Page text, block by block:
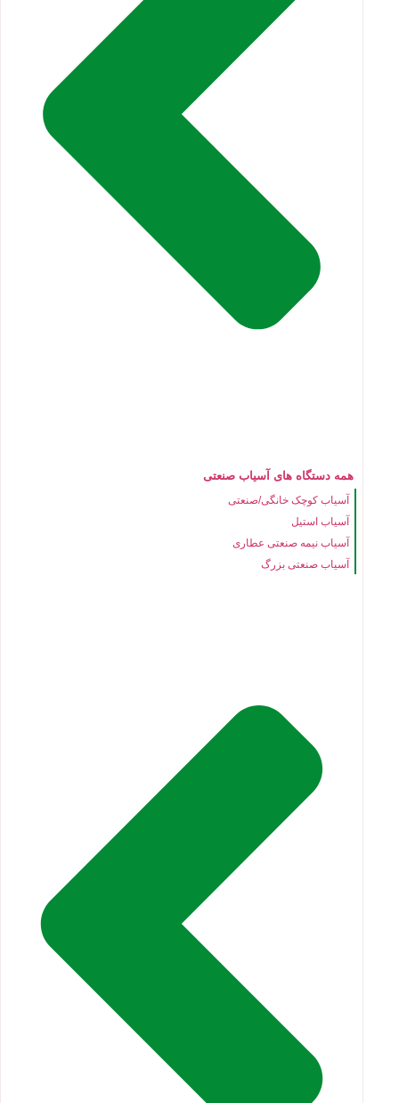
همه دستگاه های آسیاب صنعتی
آسیاب کوچک خانگی/صنعتی
آسیاب استیل
آسیاب نیمه صنعتی عطاری
آسیاب صنعتی بزرگ